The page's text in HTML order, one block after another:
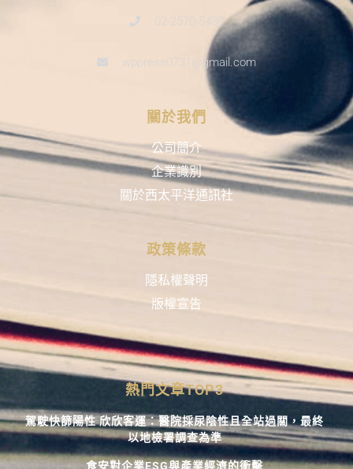
02-2570-5439
wppress0731@gmail.com
關於我們
公司簡介
企業識別
關於西太平洋通訊社
政策條款
隱私權聲明
版權宣告
熱門文章TOP3
駕駛快篩陽性 欣欣客運：醫院採尿陰性且全站過關，最終
以地檢署調查為準
食安對企業ESG與產業經濟的衝擊